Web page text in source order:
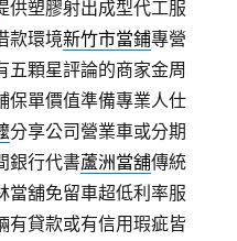
供塑膠射出成型代工服
款環境新竹市當鋪專營
五顆星評論的商家金周
保單價值準備專業人仕
分享公司營業車或分期
銀行代書蘆洲當舖傳統
當舖免留車超低利率服
有貸款或有信用瑕疵皆